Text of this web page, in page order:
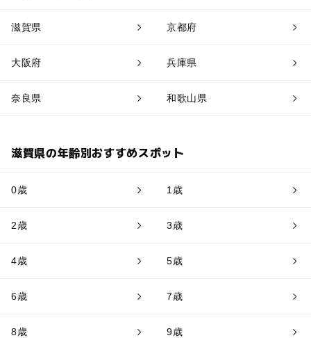
滋賀県 京都府
大阪府 兵庫県
奈良県 和歌山県
滋賀県の年齢別おすすめスポット
0歳 1歳
2歳 3歳
4歳 5歳
6歳 7歳
8歳 9歳